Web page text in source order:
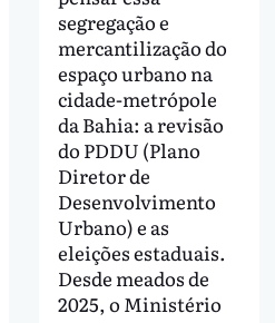
segregação e
mercantilização do
espaço urbano na
cidade-metrópole
da Bahia: a revisão
do PDDU (Plano
Diretor de
Desenvolvimento
Urbano) e as
eleições estaduais.
Desde meados de
2025, o Ministério